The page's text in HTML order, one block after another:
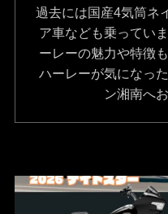
過去には国産4気筒ネ
ア車なども乗ってい
ーレーの魅力や特徴
ハーレーが気になっ
ン湘南へ